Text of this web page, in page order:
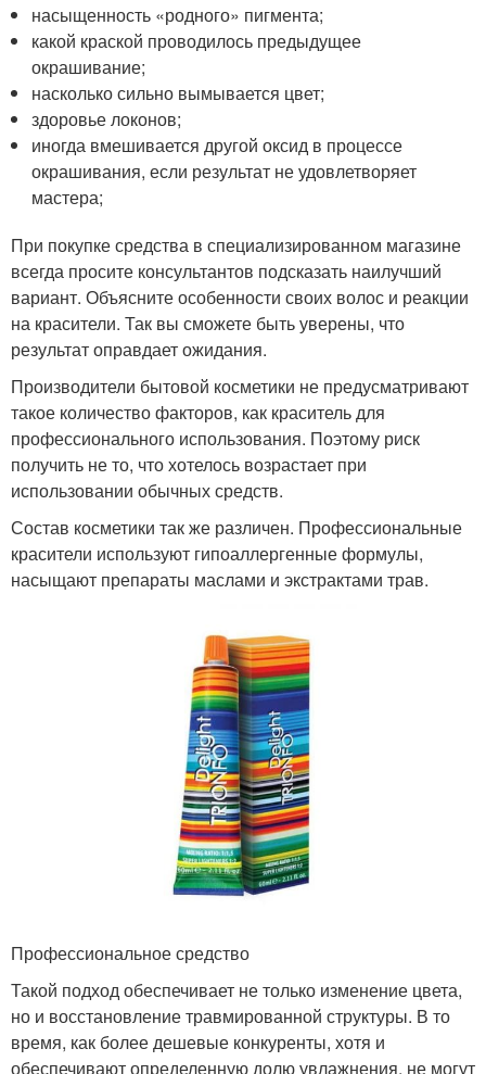
насыщенность «родного» пигмента;
какой краской проводилось предыдущее
окрашивание;
насколько сильно вымывается цвет;
здоровье локонов;
иногда вмешивается другой оксид в процессе
окрашивания, если результат не удовлетворяет
мастера;
При покупке средства в специализированном магазине
всегда просите консультантов подсказать наилучший
вариант. Объясните особенности своих волос и реакции
на красители. Так вы сможете быть уверены, что
результат оправдает ожидания.
Производители бытовой косметики не предусматривают
такое количество факторов, как краситель для
профессионального использования. Поэтому риск
получить не то, что хотелось возрастает при
использовании обычных средств.
Состав косметики так же различен. Профессиональные
красители используют гипоаллергенные формулы,
насыщают препараты маслами и экстрактами трав.
Профессиональное средство
Такой подход обеспечивает не только изменение цвета,
но и восстановление травмированной структуры. В то
время, как более дешевые конкуренты, хотя и
обеспечивают определенную долю увлажнения, не могут